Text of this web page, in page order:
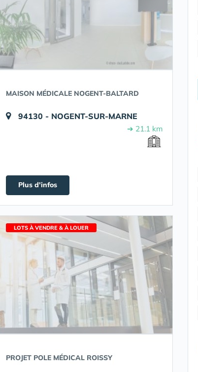
MAISON MÉDICALE NOGENT-BALTARD
94130 - NOGENT-SUR-MARNE
➔ 21.1 km
Plus d'infos
LOTS À VENDRE & À LOUER
PROJET POLE MÉDICAL ROISSY